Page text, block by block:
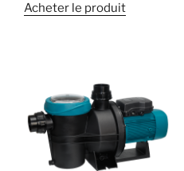
Acheter le produit